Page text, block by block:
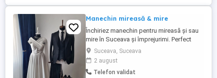
Manechin mireasă & mire
Închiriez manechin pentru mireasă și sau
mire în Suceava și împrejurimi. Perfect
pentru expunerea rochiei de mireasă și
pentru ședința foto în ziua nunții.
Manechinele au cadru de lemn și sunt
reglabile. Preț: 150 lei manechin 200 lei
Suceava, Suceava
2 august
Telefon validat